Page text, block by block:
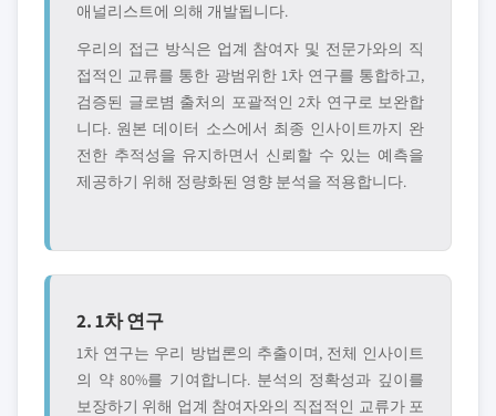
애널리스트에 의해 개발됩니다.
우리의 접근 방식은 업계 참여자 및 전문가와의 직
접적인 교류를 통한 광범위한 1차 연구를 통합하고,
검증된 글로볌 출처의 포괄적인 2차 연구로 보완합
니다. 원본 데이터 소스에서 최종 인사이트까지 완
전한 추적성을 유지하면서 신뢰할 수 있는 예측을
제공하기 위해 정량화된 영향 분석을 적용합니다.
2. 1차 연구
1차 연구는 우리 방법론의 추출이며, 전체 인사이트
의 약 80%를 기여합니다. 분석의 정확성과 깊이를
보장하기 위해 업계 참여자와의 직접적인 교류가 포